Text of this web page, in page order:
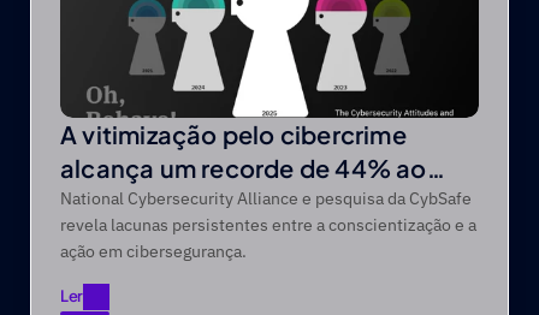
A vitimização pelo cibercrime
alcança um recorde de 44% ao
longo de um período de cinco anos
National Cybersecurity Alliance e pesquisa da CybSafe
revela lacunas persistentes entre a conscientização e a
ação em cibersegurança.
Ler